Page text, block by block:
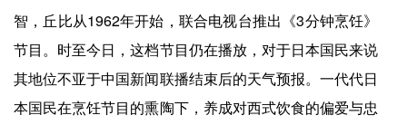
智，丘比从1962年开始，联合电视台推出《3分钟烹饪》
节目。时至今日，这档节目仍在播放，对于日本国民来说
其地位不亚于中国新闻联播结束后的天气预报。一代代日
本国民在烹饪节目的熏陶下，养成对西式饮食的偏爱与忠